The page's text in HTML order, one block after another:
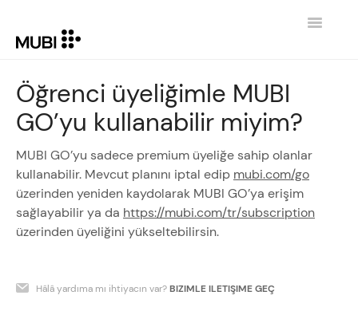
Toggle
GİRİŞE DÖN MUBI.COM
Öğrenci üyeliğimle MUBI
GO’yu kullanabilir miyim?
MUBI GO’yu sadece premium üyeliğe sahip olanlar
kullanabilir. Mevcut planını iptal edip mubi.com/go
üzerinden yeniden kaydolarak MUBI GO’ya erişim
sağlayabilir ya da https://mubi.com/tr/subscription
üzerinden üyeliğini yükseltebilirsin.
Hâlâ yardıma mı ihtiyacın var?BIZIMLE ILETIŞIME GEÇ